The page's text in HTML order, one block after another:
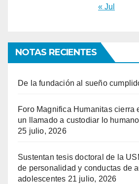
« Jul
NOTAS RECIENTES
De la fundación al sueño
Foro Magnifica Humanitas cierra
un llamado a custodiar lo
25 julio, 2026
Sustentan tesis doctoral de la
de personalidad y conductas de
adolescentes 21 julio, 2026